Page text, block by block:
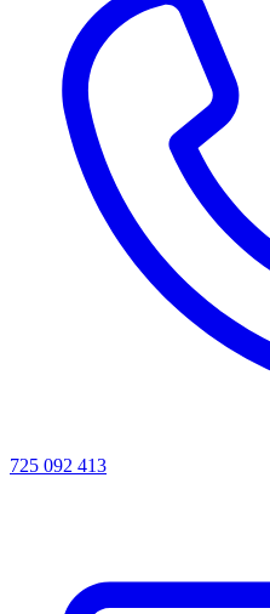
725 092 413